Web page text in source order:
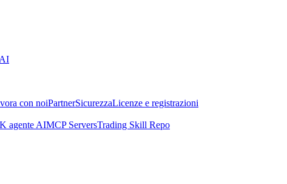
con noiPartnerSicurezzaLicenze e registrazioni
agente AIMCP ServersTrading Skill Repo